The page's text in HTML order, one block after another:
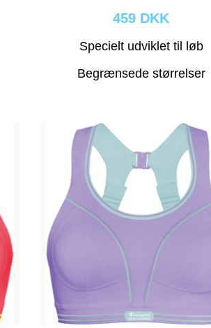
459 DKK
Specielt udviklet til løb
Begrænsede størrelser